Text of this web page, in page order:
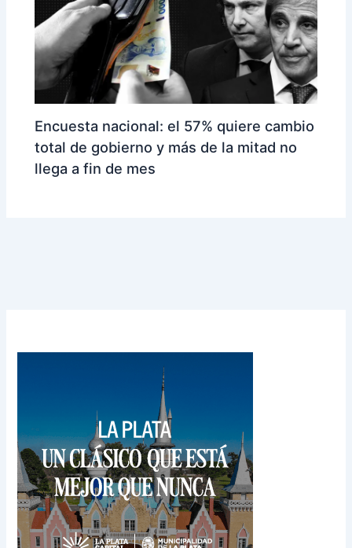
Encuesta nacional: el 57% quiere cambio
total de gobierno y más de la mitad no
llega a fin de mes